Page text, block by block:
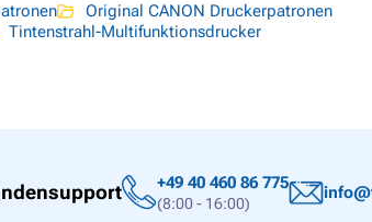
Original CANON Druckerpatronen
Tintenstrahl-Multifunktionsdrucker
+49 40 460 86 775
(8:00 - 16:00)